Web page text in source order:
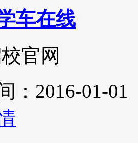
车在线
官网
：2016-01-01